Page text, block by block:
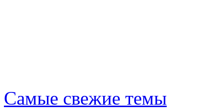
Самые свежие темы